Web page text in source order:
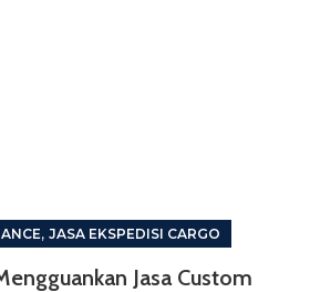
, JASA EKSPEDISI CARGO
Jasa Custom